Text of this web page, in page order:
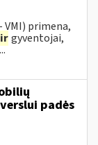
primena,
irgyventojai,
padės